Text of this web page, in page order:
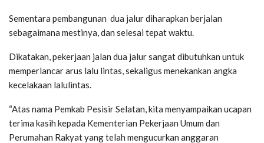
Sementara pembangunan dua jalur diharapkan berjalan
sebagaimana mestinya, dan selesai tepat waktu.
Dikatakan, pekerjaan jalan dua jalur sangat dibutuhkan untuk
memperlancar arus lalu lintas, sekaligus menekankan angka
kecelakaan lalulintas.
“Atas nama Pemkab Pesisir Selatan, kita menyampaikan ucapan
terima kasih kepada Kementerian Pekerjaan Umum dan
Perumahan Rakyat yang telah mengucurkan anggaran